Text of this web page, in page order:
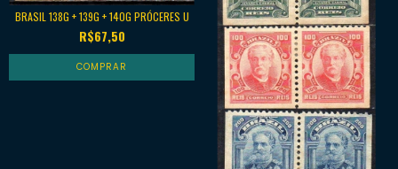
BRASIL 138G + 139G + 140G PRÓCERES U
R$67,50